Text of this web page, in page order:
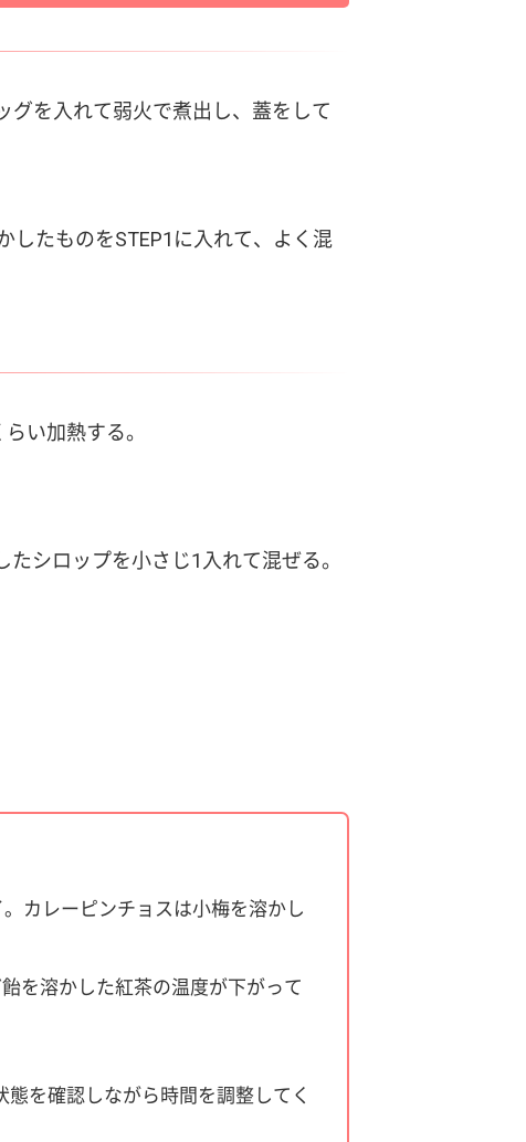
グを入れて弱火で煮出し、蓋をして
たものをSTEP1に入れて、よく混
い加熱する。
シロップを小さじ1入れて混ぜる。
カレーピンチョスは小梅を溶かし
を溶かした紅茶の温度が下がって
を確認しながら時間を調整してく